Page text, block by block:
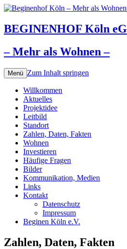
BEGINENHOF Köln eG
– Mehr als Wohnen –
Menü Zum Inhalt springen
Willkommen
Aktuelles
Projektidee
Leitbild
Standort
Zahlen, Daten, Fakten
Wohnen
Investieren
Häufige Fragen
Bilder
Kommunikation, Medien
Links
Kontakt
Datenschutz
Impressum
Beginen Köln e.V.
Zahlen, Daten, Fakten